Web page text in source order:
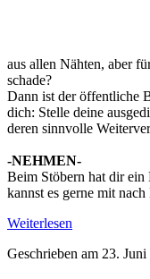
aus allen Nähten, aber
schade?
Dann ist der öffentliche
dich: Stelle deine
deren sinnvolle
-NEHMEN-
Beim Stöbern hat dir ein
kannst es gerne mit
Weiterlesen
Geschrieben am 23. Juni